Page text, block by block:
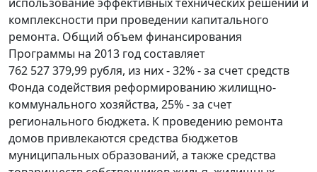
комплексности при проведении капитального
ремонта. Общий объем финансирования
Программы на 2013 год составляет
762 527 379,99 рубля, из них - 32% - за счет средств
Фонда содействия реформированию жилищно-
коммунального хозяйства, 25% - за счет
регионального бюджета. К проведению ремонта
домов привлекаются средства бюджетов
муниципальных образований, а также средства